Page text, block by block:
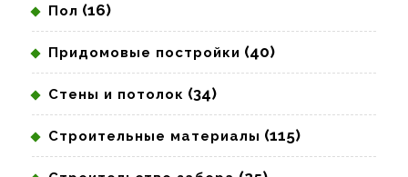
Пол (16)
Придомовые постройки (40)
Стены и потолок (34)
Строительные материалы (115)